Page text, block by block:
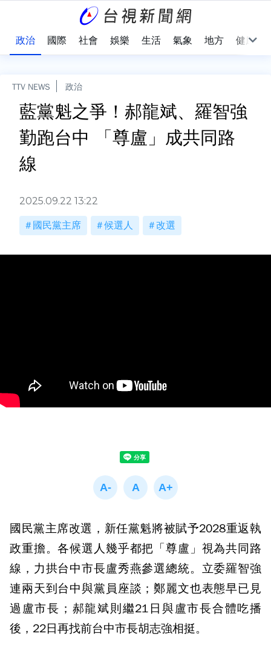
政治 國際 社會 娛樂 生活 氣象 地方 健康
TTV NEWS 政治
藍黨魁之爭！郝龍斌、羅智強
勤跑台中 「尊盧」成共同路
線
2025.09.22 13:22
國民黨主席 候選人 改選
國民黨主席改選，新任黨魁將被賦予2028重返執
政重擔。各候選人幾乎都把「尊盧」視為共同路
線，力拱台中市長盧秀燕參選總統。立委羅智強
連兩天到台中與黨員座談；鄭麗文也表態早已見
過盧市長；郝龍斌則繼21日與盧市長合體吃播
後，22日再找前台中市長胡志強相挺。